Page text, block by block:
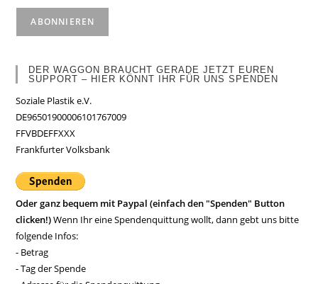
DER WAGGON BRAUCHT GERADE JETZT EUREN
SUPPORT – HIER KÖNNT IHR FÜR UNS SPENDEN
Soziale Plastik e.V.
DE96501900006101767009
FFVBDEFFXXX
Frankfurter Volksbank
Oder ganz bequem mit Paypal (einfach den "Spenden" Button
clicken!)Wenn Ihr eine Spendenquittung wollt, dann gebt uns bitte
folgende Infos:
- Betrag
- Tag der Spende